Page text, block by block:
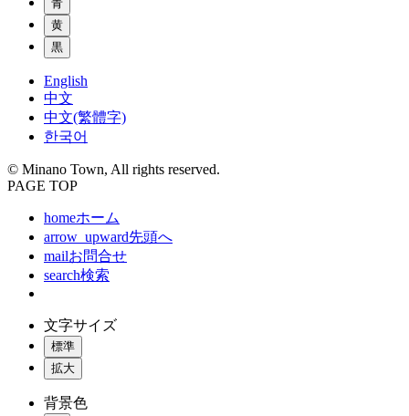
青
黄
黒
English
中文
中文(繁體字)
한국어
© Minano Town, All rights reserved.
PAGE TOP
homeホーム
arrow_upward先頭へ
mailお問合せ
search検索
文字サイズ
標準
拡大
背景色